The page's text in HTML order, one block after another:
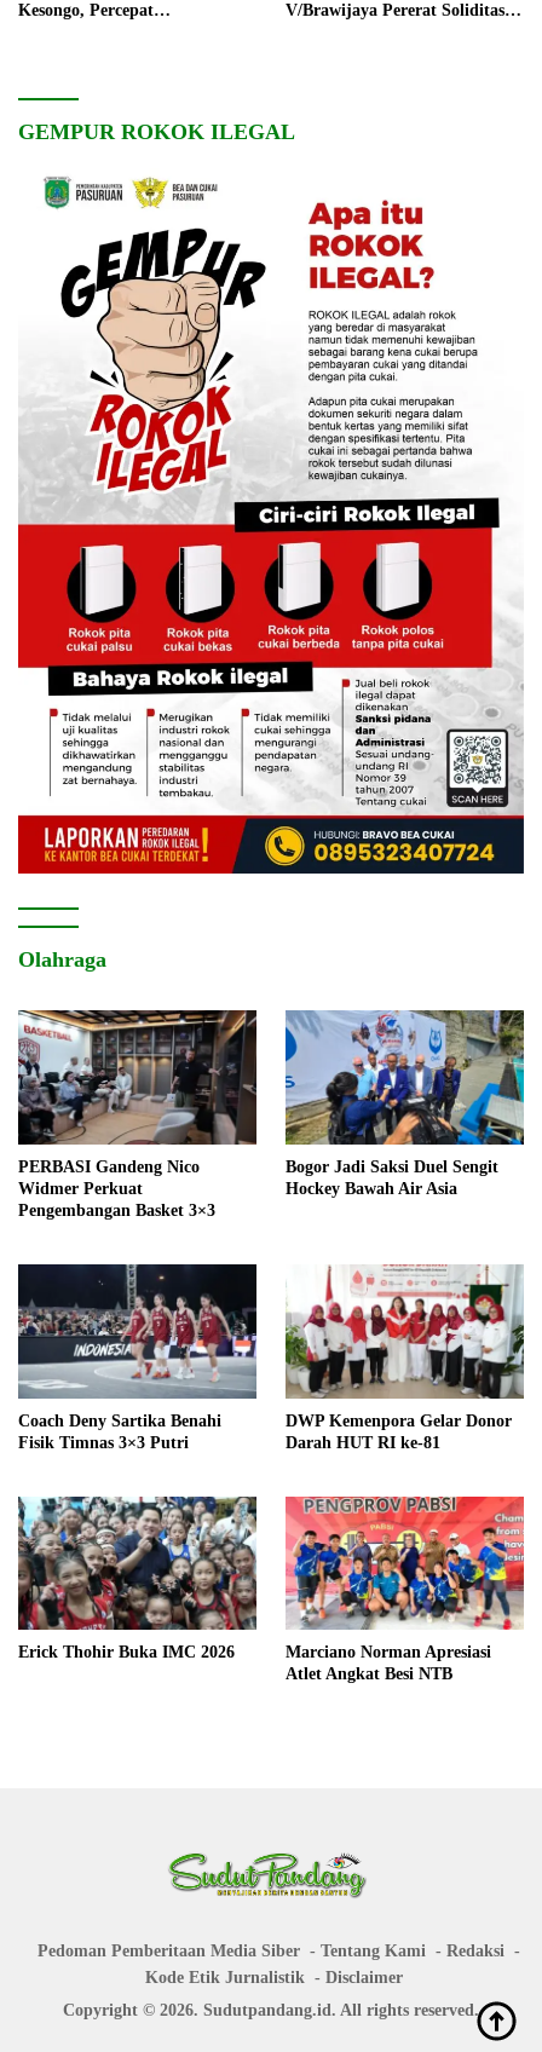
Kesongo, Percepat
V/Brawijaya Pererat Soliditas
GEMPUR ROKOK ILEGAL
Olahraga
PERBASI Gandeng Nico
Widmer Perkuat
Pengembangan Basket 3×3
Bogor Jadi Saksi Duel Sengit
Hockey Bawah Air Asia
Coach Deny Sartika Benahi
Fisik Timnas 3×3 Putri
DWP Kemenpora Gelar Donor
Darah HUT RI ke-81
Erick Thohir Buka IMC 2026
Marciano Norman Apresiasi
Atlet Angkat Besi NTB
Pedoman Pemberitaan Media Siber Tentang Kami
Redaksi
Kode Etik Jurnalistik
Disclaimer
Copyright © 2026. Sudutpandang.id. All rights reserved.